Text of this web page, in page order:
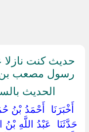
حديث كنت نازلا
رسول مصعب بن
الحديث
‏أَخْبَرَنَا ‏ ‏أَحْمَدُ بْنُ
‏حَدَّثَنَا ‏ ‏عَبْدُ اللَّهِ